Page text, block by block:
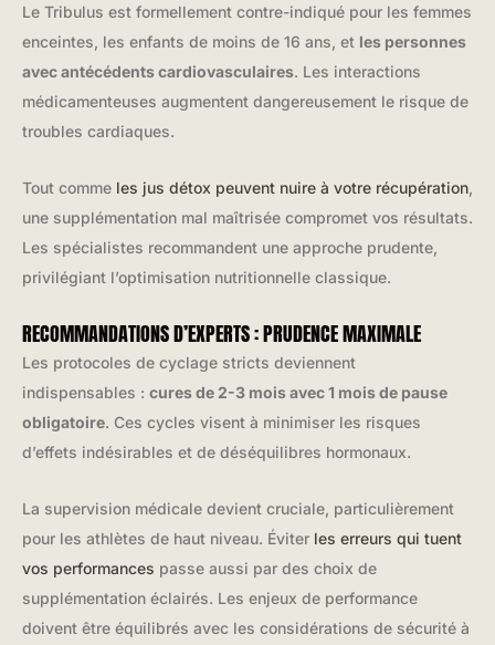
Le Tribulus est formellement contre-indiqué pour les femmes
enceintes, les enfants de moins de 16 ans, et les personnes
avec antécédents cardiovasculaires. Les interactions
médicamenteuses augmentent dangereusement le risque de
troubles cardiaques.
Tout comme les jus détox peuvent nuire à votre récupération
une supplémentation mal maîtrisée compromet vos résultats.
Les spécialistes recommandent une approche prudente,
privilégiant l’optimisation nutritionnelle classique.
RECOMMANDATIONS D’EXPERTS : PRUDENCE MAXIMALE
Les protocoles de cyclage stricts deviennent
indispensables : cures de 2-3 mois avec 1 mois de pause
obligatoire. Ces cycles visent à minimiser les risques
d’effets indésirables et de déséquilibres hormonaux.
La supervision médicale devient cruciale, particulièrement
pour les athlètes de haut niveau. Éviter les erreurs qui tuent
vos performances passe aussi par des choix de
supplémentation éclairés. Les enjeux de performance
doivent être équilibrés avec les considérations de sécurité à